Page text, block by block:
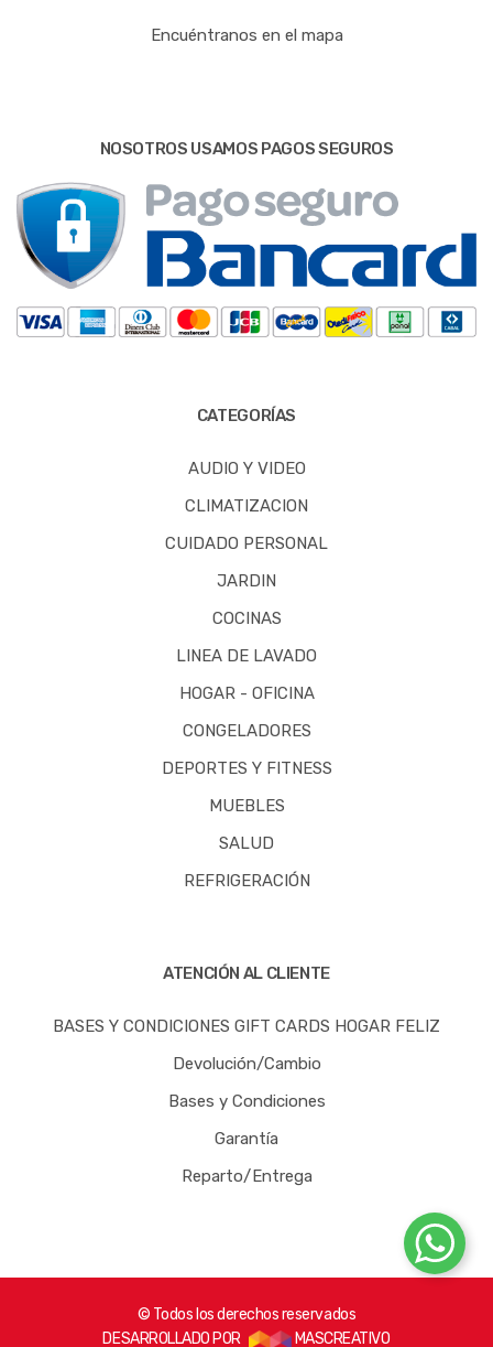
Encuéntranos en el mapa
NOSOTROS USAMOS PAGOS SEGUROS
CATEGORÍAS
AUDIO Y VIDEO
CLIMATIZACION
CUIDADO PERSONAL
JARDIN
COCINAS
LINEA DE LAVADO
HOGAR - OFICINA
CONGELADORES
DEPORTES Y FITNESS
MUEBLES
SALUD
REFRIGERACIÓN
ATENCIÓN AL CLIENTE
BASES Y CONDICIONES GIFT CARDS HOGAR FELIZ
Devolución/Cambio
Bases y Condiciones
Garantía
Reparto/Entrega
© Todos los derechos reservados
DESARROLLADO POR
MASCREATIVO